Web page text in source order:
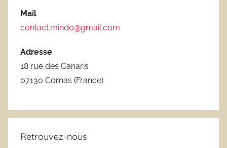
Mail
contact.mindo@gmail.com
Adresse
18 rue des Canaris
07130 Cornas (France)
Retrouvez-nous